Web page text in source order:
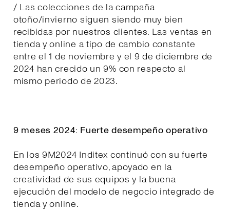
/ Las colecciones de la campaña
otoño/invierno siguen siendo muy bien
recibidas por nuestros clientes. Las ventas en
tienda y online a tipo de cambio constante
entre el 1 de noviembre y el 9 de diciembre de
2024 han crecido un 9% con respecto al
mismo periodo de 2023.
9 meses 2024: Fuerte desempeño operativo
En los 9M2024 Inditex continuó con su fuerte
desempeño operativo, apoyado en la
creatividad de sus equipos y la buena
ejecución del modelo de negocio integrado de
tienda y online.